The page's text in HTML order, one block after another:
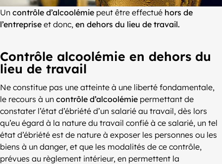
Un contrôle d’alcoolémie peut être effectué hors de
l’entreprise et donc, en dehors du lieu de travail.
Contrôle alcoolémie en dehors du
lieu de travail
Ne constitue pas une atteinte à une liberté fondamentale,
le recours à un contrôle d’alcoolémie permettant de
constater l’état d’ébriété d’un salarié au travail, dès lors
qu’eu égard à la nature du travail confié à ce salarié, un tel
état d’ébriété est de nature à exposer les personnes ou les
biens à un danger, et que les modalités de ce contrôle,
prévues au règlement intérieur, en permettent la